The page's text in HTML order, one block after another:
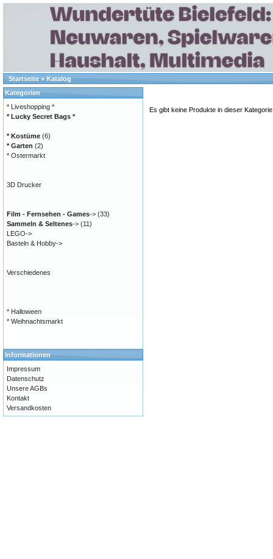
Startseite » Katalog
Es gibt keine Produkte in dieser
Kategorien
* Liveshopping *
* Lucky Secret Bags *
* Kostüme (6)
* Garten (2)
* Ostermarkt
3D Drucker
Film - Fernsehen - Games-> (33)
Sammeln & Seltenes-> (11)
LEGO->
Basteln & Hobby->
Verschiedenes
* Halloween
* Weihnachtsmarkt
Informationen
Impressum
Datenschutz
Unsere AGBs
Kontakt
Versandkosten